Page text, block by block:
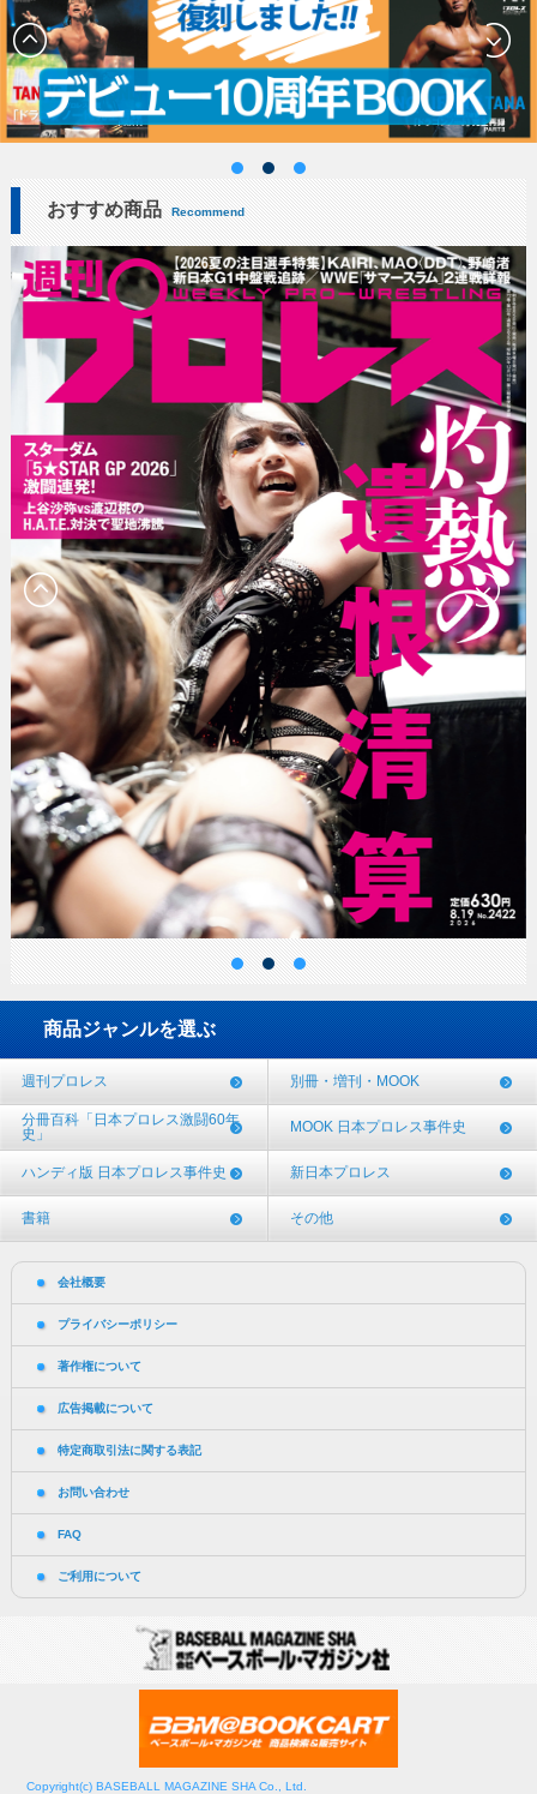
おすすめ商品 Recommend
商品ジャンルを選ぶ
週刊プロレス 別冊・増刊・MOOK
分冊百科「日本プロレス激闘60年
史」
MOOK 日本プロレス事件史
ハンディ版 日本プロレス事件史 新日本プロレス
書籍 その他
会社概要
プライバシーポリシー
著作権について
広告掲載について
特定商取引法に関する表記
お問い合わせ
FAQ
ご利用について
Copyright(c) BASEBALL MAGAZINE SHA Co., Ltd.